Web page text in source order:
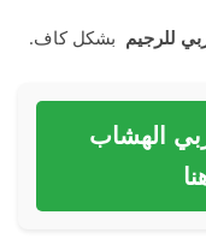
للرجيم بشكل كاف.
الهشاب